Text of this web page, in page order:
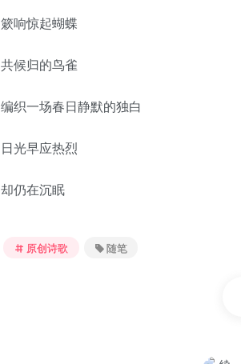
簌响惊起蝴蝶
共候归的鸟雀
编织一场春日静默的独白
日光早应热烈
却仍在沉眠
原创诗歌 随笔